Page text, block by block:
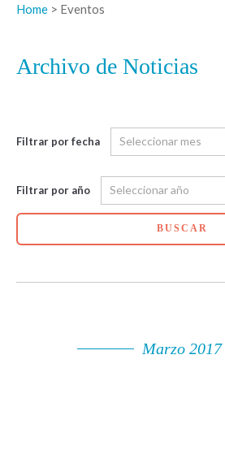
Home > Eventos
Archivo de Noticias
Filtrar por fecha
Filtrar por año
BUSCAR
Marzo 2017